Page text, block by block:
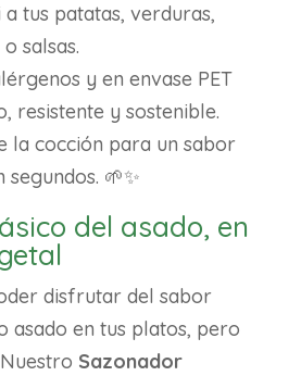
tus patatas, verduras,
salsas.
y en envase PET
resistente y sostenible.
la cocción para un sabor
🌱✨
del asado, en
disfrutar del sabor
asado en tus platos, pero
Sazonador